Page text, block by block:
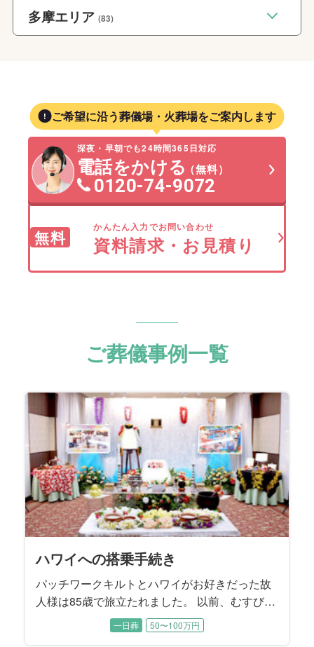
多摩エリア(83)
ご希望に沿う葬儀場・火葬場をご案内します
深夜・早朝でも24時間365日対応
電話をかける（無料）
0120-74-9072
無料
かんたん入力でお問い合わせ
資料請求・お見積り
ご葬儀事例一覧
ハワイへの搭乗手続き
パッチワークキルトとハワイがお好きだった故
人様は85歳で旅立たれました。 以前、むすびす
で施主様のお母様のご葬儀をお手伝いさせてい
ただいたご縁でご依頼を承りました。 ご主人様
一日葬 50〜100万円